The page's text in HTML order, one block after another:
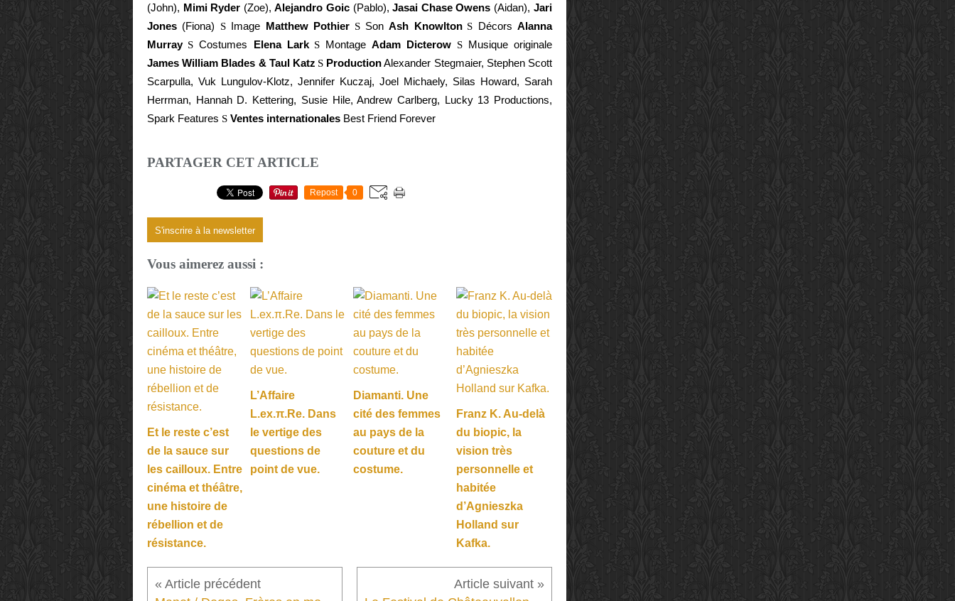
(John), Mimi Ryder (Zoe),Alejandro Goic(Pablo),Jasai Chase Owens (Aidan), Jari
Jones (Fiona) SImage Matthew Pothier SSonAsh Knowlton S DécorsAlanna
Murray S Costumes Elena Lark SMontageAdam Dicterow SMusique originale
James William Blades & Taul Katz S Production Alexander Stegmaier, Stephen Scott
Scarpulla, Vuk Lungulov-Klotz, Jennifer Kuczaj, Joel Michaely, Silas Howard, Sarah
Herrman, Hannah D. Kettering, Susie Hile, Andrew Carlberg, Lucky 13 Productions,
Spark Features S Ventes internationales Best Friend Forever
PARTAGER CET ARTICLE
Repost 0
S'inscrire à la newsletter
Vous aimerez aussi :
Et le reste c’est
de la sauce sur
les cailloux. Entre
cinéma et théâtre,
une histoire de
rébellion et de
résistance.
L’Affaire
L.ex.π.Re. Dans
le vertige des
questions de
point de vue.
Diamanti. Une
cité des femmes
au pays de la
couture et du
costume.
Franz K. Au-delà
du biopic, la
vision très
personnelle et
habitée
d’Agnieszka
Holland sur
Kafka.